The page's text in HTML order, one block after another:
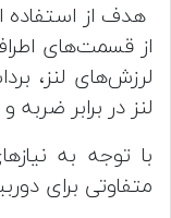
هدف از استفاده
از قسمت‌های
لرزش‌های لنز،
لنز در برابر
با توجه به
متفاوتی برای